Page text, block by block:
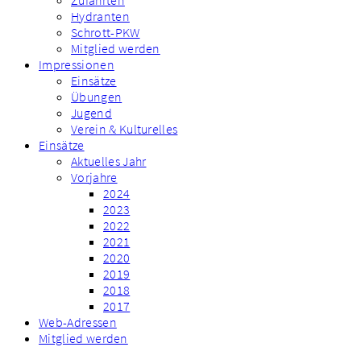
Hydranten
Schrott-PKW
Mitglied werden
Impressionen
Einsätze
Übungen
Jugend
Verein & Kulturelles
Einsätze
Aktuelles Jahr
Vorjahre
2024
2023
2022
2021
2020
2019
2018
2017
Web-Adressen
Mitglied werden